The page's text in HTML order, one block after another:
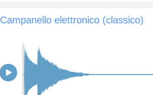
Campanello elettronico (classico)